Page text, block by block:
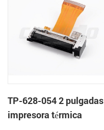
TP-628-054 2 pulgadas
impresora térmica